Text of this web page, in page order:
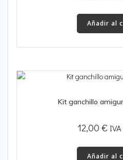
Añadir al
Kit ganchillo
12,00 €
Añadir al